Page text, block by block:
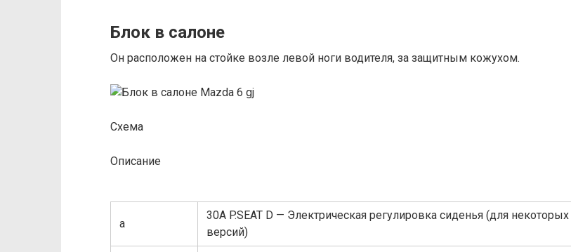
Блок в салоне
Он расположен на стойке возле левой ноги водителя, за защитным кожухом.
Схема
Описание
а
30A P.SEAT D — Электрическая регулировка сиденья (для некоторых
версий)